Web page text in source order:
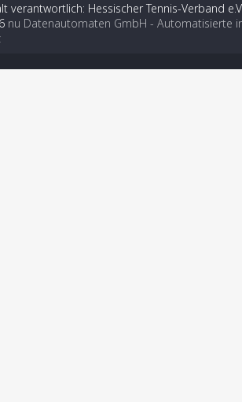
verantwortlich: Hessischer Tennis-Verband
nu Datenautomaten GmbH - Automatisierte